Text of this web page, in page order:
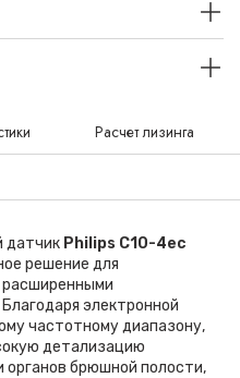
Расчет лизинга
датчик Philips С10-4ес
решение для
расширенными
электронной
частотному диапазону,
детализацию
органов брюшной полости,